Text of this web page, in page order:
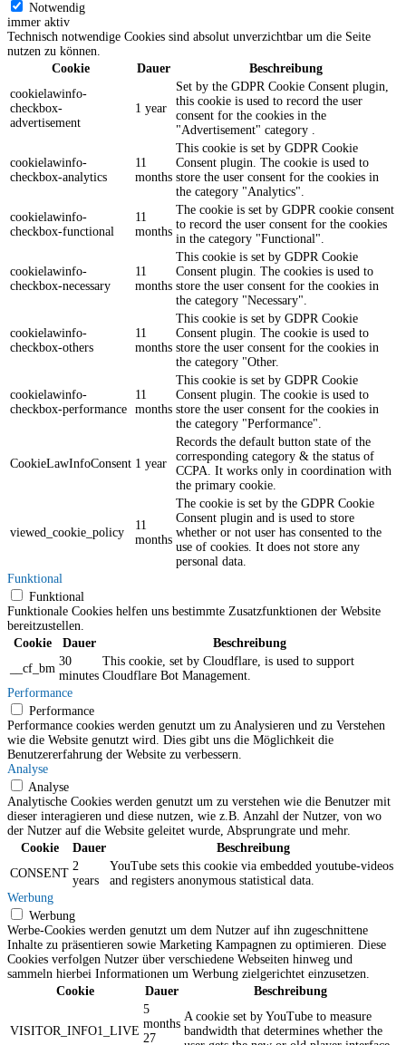
Notwendig
immer aktiv
Technisch notwendige Cookies sind absolut unverzichtbar um die Seite
nutzen zu können.
Cookie
Dauer
Beschreibung
cookielawinfo-
checkbox-
advertisement
1 year
Set by the GDPR Cookie Consent plugin,
this cookie is used to record the user
consent for the cookies in the
"Advertisement" category .
cookielawinfo-
checkbox-analytics
11
months
This cookie is set by GDPR Cookie
Consent plugin. The cookie is used to
store the user consent for the cookies in
the category "Analytics".
cookielawinfo-
checkbox-functional
11
months
The cookie is set by GDPR cookie consent
to record the user consent for the cookies
in the category "Functional".
cookielawinfo-
checkbox-necessary
11
months
This cookie is set by GDPR Cookie
Consent plugin. The cookies is used to
store the user consent for the cookies in
the category "Necessary".
cookielawinfo-
checkbox-others
11
months
This cookie is set by GDPR Cookie
Consent plugin. The cookie is used to
store the user consent for the cookies in
the category "Other.
cookielawinfo-
checkbox-performance
11
months
This cookie is set by GDPR Cookie
Consent plugin. The cookie is used to
store the user consent for the cookies in
the category "Performance".
CookieLawInfoConsent 1 year
Records the default button state of the
corresponding category & the status of
CCPA. It works only in coordination with
the primary cookie.
viewed_cookie_policy
11
months
The cookie is set by the GDPR Cookie
Consent plugin and is used to store
whether or not user has consented to the
use of cookies. It does not store any
personal data.
Funktional
Funktional
Funktionale Cookies helfen uns bestimmte Zusatzfunktionen der Website
bereitzustellen.
Cookie
Dauer
Beschreibung
__cf_bm
30
minutes
This cookie, set by Cloudflare, is used to support
Cloudflare Bot Management.
Performance
Performance
Performance cookies werden genutzt um zu Analysieren und zu Verstehen
wie die Website genutzt wird. Dies gibt uns die Möglichkeit die
Benutzererfahrung der Website zu verbessern.
Analyse
Analyse
Analytische Cookies werden genutzt um zu verstehen wie die Benutzer mit
dieser interagieren und diese nutzen, wie z.B. Anzahl der Nutzer, von wo
der Nutzer auf die Website geleitet wurde, Absprungrate und mehr.
Cookie
Dauer
Beschreibung
CONSENT
2
years
YouTube sets this cookie via embedded youtube-videos
and registers anonymous statistical data.
Werbung
Werbung
Werbe-Cookies werden genutzt um dem Nutzer auf ihn zugeschnittene
Inhalte zu präsentieren sowie Marketing Kampagnen zu optimieren. Diese
Cookies verfolgen Nutzer über verschiedene Webseiten hinweg und
sammeln hierbei Informationen um Werbung zielgerichtet einzusetzen.
Cookie
Dauer Beschreibung
VISITOR_INFO1_LIVE
5
months
27
A cookie set by YouTube to measure
bandwidth that determines whether the